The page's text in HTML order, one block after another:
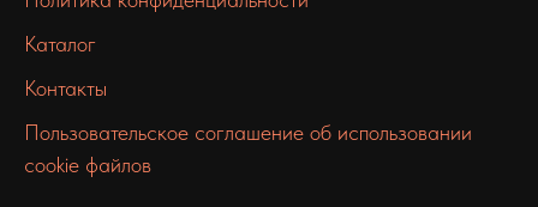
Каталог
Контакты
Пользовательское соглашение об использовании
cookie файлов